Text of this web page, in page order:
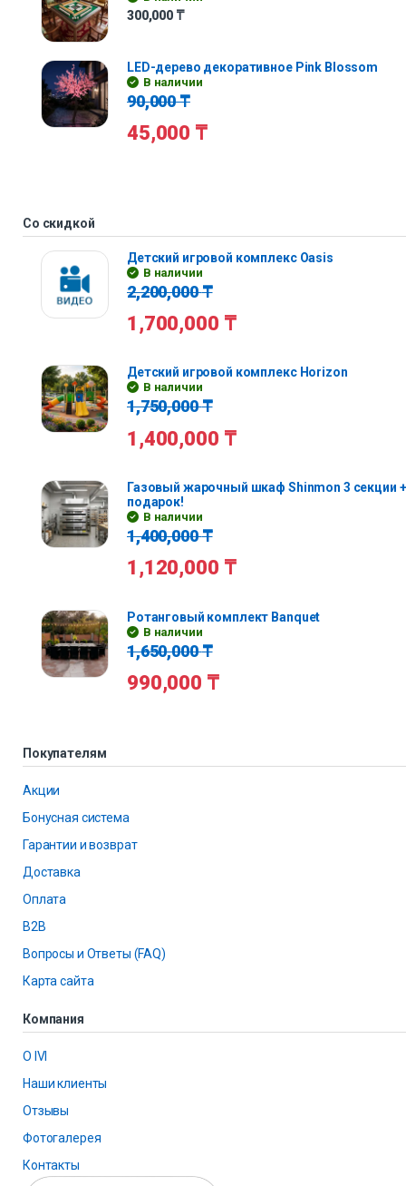
300,000 ₸
LED-дерево декоративное Pink Blossom
В наличии
90,000₸
45,000 ₸
Со скидкой
Детский игровой комплекс Oasis
В наличии
2,200,000₸
1,700,000 ₸
Детский игровой комплекс Horizon
В наличии
1,750,000₸
1,400,000 ₸
Газовый жарочный шкаф Shinmon 3 секции
подарок!
В наличии
1,400,000₸
1,120,000 ₸
Ротанговый комплект Banquet
В наличии
1,650,000₸
990,000 ₸
Покупателям
Акции
Бонусная система
Гарантии и возврат
Доставка
Оплата
B2B
Вопросы и Ответы (FAQ)
Карта сайта
Компания
О IVI
Наши клиенты
Отзывы
Фотогалерея
Контакты